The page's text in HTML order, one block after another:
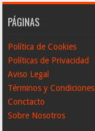
PÁGINAS
Política de Cookies
Políticas de Privacidad
Aviso Legal
Términos y Condiciones
Conctacto
Sobre Nosotros